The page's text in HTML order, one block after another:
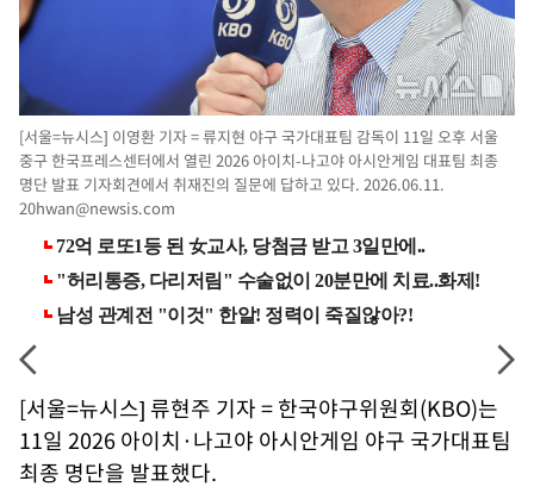
[서울=뉴시스] 이영환 기자 = 류지현 야구 국가대표팀 감독이 11일 오후 서울
중구 한국프레스센터에서 열린 2026 아이치-나고야 아시안게임 대표팀 최종
명단 발표 기자회견에서 취재진의 질문에 답하고 있다. 2026.06.11.
20hwan@newsis.com
[서울=뉴시스] 류현주 기자 = 한국야구위원회(KBO)는
11일 2026 아이치·나고야 아시안게임 야구 국가대표팀
최종 명단을 발표했다.